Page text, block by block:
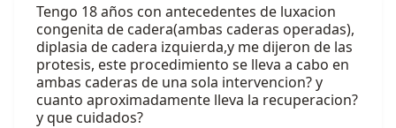
Tengo 18 años con antecedentes de luxacion
congenita de cadera(ambas caderas operadas),
diplasia de cadera izquierda,y me dijeron de las
protesis, este procedimiento se lleva a cabo en
ambas caderas de una sola intervencion? y
cuanto aproximadamente lleva la recuperacion?
y que cuidados?